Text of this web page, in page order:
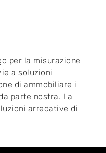
per la misurazione
a soluzioni
di ammobiliare i
parte nostra. La
arredative di